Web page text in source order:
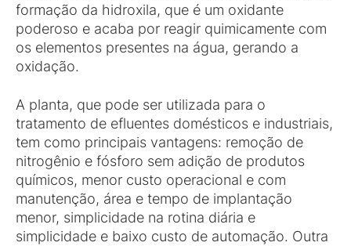
formação da hidroxila, que é um oxidante
poderoso e acaba por reagir quimicamente com
os elementos presentes na água, gerando a
oxidação.
A planta, que pode ser utilizada para o
tratamento de efluentes domésticos e industriais,
tem como principais vantagens: remoção de
nitrogênio e fósforo sem adição de produtos
químicos, menor custo operacional e com
manutenção, área e tempo de implantação
menor, simplicidade na rotina diária e
simplicidade e baixo custo de automação. Outra